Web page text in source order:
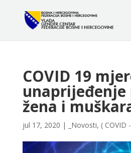
COVID 19
unaprijeđenje
žena i
jul 17, 2020 | _Novosti, ( COVID